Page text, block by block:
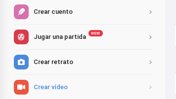
Crear cuento
Jugar una partida NEW
Crear retrato
Crear vídeo